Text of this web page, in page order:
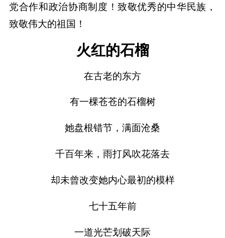
党合作和政治协商制度！致敬优秀的中华民族，
致敬伟大的祖国！
火红的石榴
在古老的东方
有一棵苍苍的石榴树
她盘根错节，满面沧桑
千百年来，雨打风吹花落去
却未曾改变她内心最初的模样
七十五年前
一道光芒划破天际